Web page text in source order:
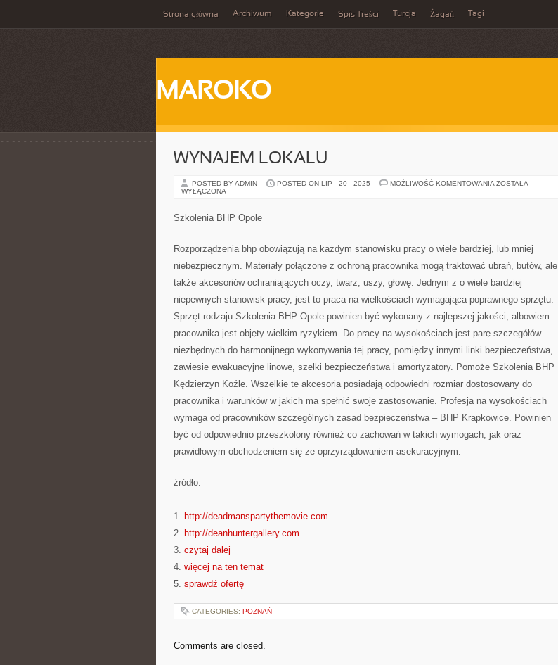
Strona główna Archiwum Kategorie Spis Treści Turcja Żagań Tagi
MAROKO
WYNAJEM LOKALU
POSTED BY ADMIN POSTED ON LIP - 20 - 2025 MOŻLIWOŚĆ KOMENTOWANIA WYNAJEM
ZOSTAŁA
WYŁĄCZONA
Szkolenia BHP Opole
Rozporządzenia bhp obowiązują na każdym stanowisku pracy o wiele bardziej, lub mniej
niebezpiecznym. Materiały połączone z ochroną pracownika mogą traktować ubrań, butów, ale
także akcesoriów ochraniających oczy, twarz, uszy, głowę. Jednym z o wiele bardziej
niepewnych stanowisk pracy, jest to praca na wielkościach wymagająca poprawnego sprzętu.
Sprzęt rodzaju Szkolenia BHP Opole powinien być wykonany z najlepszej jakości, albowiem
pracownika jest objęty wielkim ryzykiem. Do pracy na wysokościach jest parę szczegółów
niezbędnych do harmonijnego wykonywania tej pracy, pomiędzy innymi linki bezpieczeństwa,
zawiesie ewakuacyjne linowe, szelki bezpieczeństwa i amortyzatory. Pomoże Szkolenia BHP
Kędzierzyn Koźle. Wszelkie te akcesoria posiadają odpowiedni rozmiar dostosowany do
pracownika i warunków w jakich ma spełnić swoje zastosowanie. Profesja na wysokościach
wymaga od pracowników szczególnych zasad bezpieczeństwa – BHP Krapkowice. Powinien
być od odpowiednio przeszkolony również co zachowań w takich wymogach, jak oraz
prawidłowym obchodzeniem się ze oprzyrządowaniem asekuracyjnym.
źródło:
———————————
1. http://deadmanspartythemovie.com
2. http://deanhuntergallery.com
3. czytaj dalej
4. więcej na ten temat
5. sprawdź ofertę
CATEGORIES: POZNAŃ
Comments are closed.